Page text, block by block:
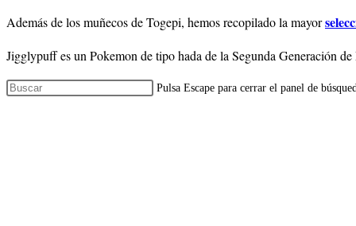
Además de los muñecos de Togepi, hemos recopilado la mayor
Jigglypuff es un Pokemon de tipo hada de la Segunda Generación
Pulsa Escape para cerrar el panel de